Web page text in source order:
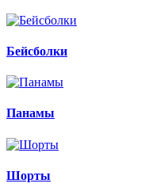
Бейсболки
Панамы
Шорты